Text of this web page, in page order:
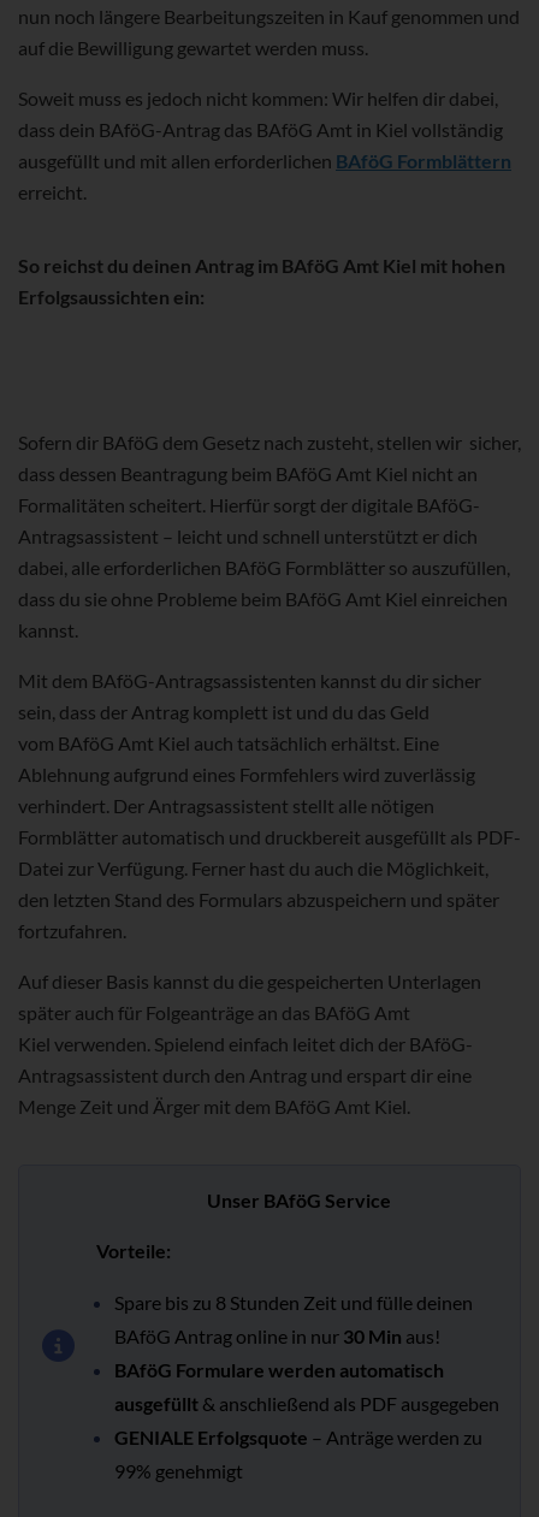
nun noch längere Bearbeitungszeiten in Kauf genommen und
auf die Bewilligung gewartet werden muss.
Soweit muss es jedoch nicht kommen: Wir helfen dir dabei,
dass dein BAföG-Antrag das BAföG Amt in Kiel vollständig
ausgefüllt und mit allen erforderlichen BAföG Formblättern
erreicht.
So reichst du deinen Antrag im BAföG Amt Kiel mit hohen
Erfolgsaussichten ein:
Sofern dir BAföG dem Gesetz nach zusteht, stellen wir sicher,
dass dessen Beantragung beim BAföG Amt Kiel nicht an
Formalitäten scheitert. Hierfür sorgt der digitale BAföG-
Antragsassistent – leicht und schnell unterstützt er dich
dabei, alle erforderlichen BAföG Formblätter so auszufüllen,
dass du sie ohne Probleme beim BAföG Amt Kiel einreichen
kannst.
Mit dem BAföG-Antragsassistenten kannst du dir sicher
sein, dass der Antrag komplett ist und du das Geld
vom BAföG Amt Kiel auch tatsächlich erhältst. Eine
Ablehnung aufgrund eines Formfehlers wird zuverlässig
verhindert. Der Antragsassistent stellt alle nötigen
Formblätter automatisch und druckbereit ausgefüllt als PDF-
Datei zur Verfügung. Ferner hast du auch die Möglichkeit,
den letzten Stand des Formulars abzuspeichern und später
fortzufahren.
Auf dieser Basis kannst du die gespeicherten Unterlagen
später auch für Folgeanträge an das BAföG Amt
Kiel verwenden. Spielend einfach leitet dich der BAföG-
Antragsassistent durch den Antrag und erspart dir eine
Menge Zeit und Ärger mit dem BAföG Amt Kiel.
Unser BAföG Service
Vorteile:
Spare bis zu 8 Stunden Zeit und fülle deinen
BAföG Antrag online in nur 30 Min aus!
BAföG Formulare werden automatisch
ausgefüllt & anschließend als PDF ausgegeben
GENIALE Erfolgsquote – Anträge werden zu
99% genehmigt